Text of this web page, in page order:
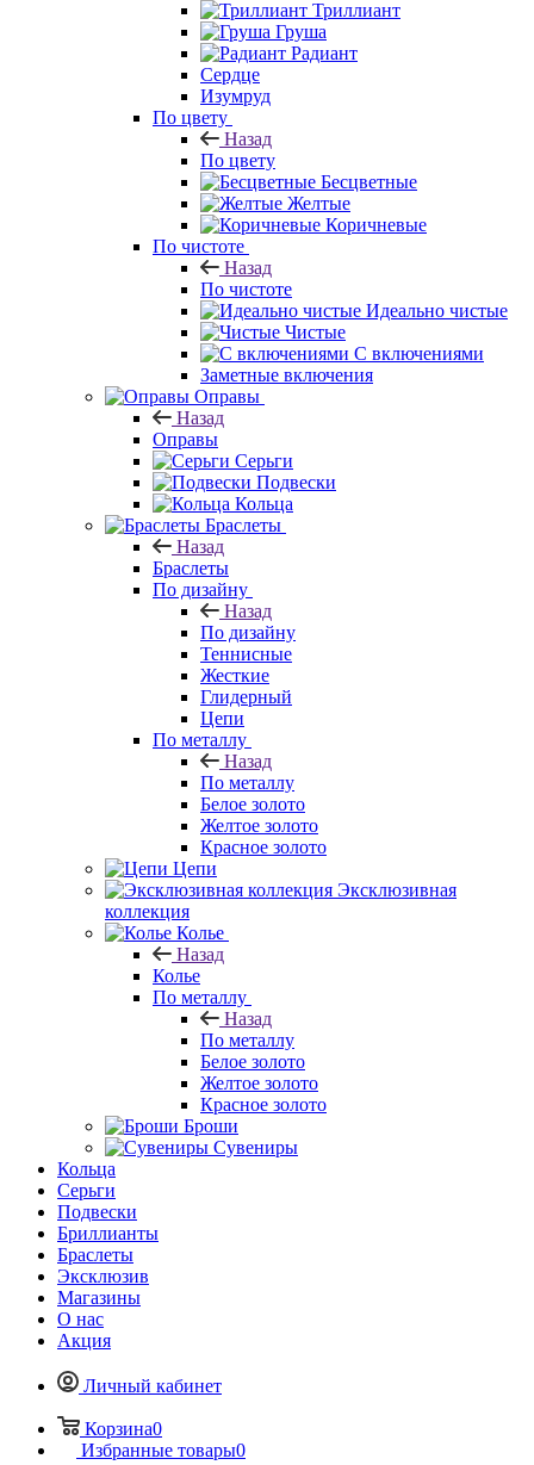
Триллиант
Груша
Радиант
Сердце
Изумруд
По цвету
Назад
По цвету
Бесцветные
Желтые
Коричневые
По чистоте
Назад
По чистоте
Идеально чистые
Чистые
С включениями
Заметные включения
Оправы
Назад
Оправы
Серьги
Подвески
Кольца
Браслеты
Назад
Браслеты
По дизайну
Назад
По дизайну
Теннисные
Жесткие
Глидерный
Цепи
По металлу
Назад
По металлу
Белое золото
Желтое золото
Красное золото
Цепи
Эксклюзивная
коллекция
Колье
Назад
Колье
По металлу
Назад
По металлу
Белое золото
Желтое золото
Красное золото
Броши
Сувениры
Кольца
Серьги
Подвески
Бриллианты
Браслеты
Эксклюзив
Магазины
О нас
Акция
Личный кабинет
Корзина0
Избранные товары0